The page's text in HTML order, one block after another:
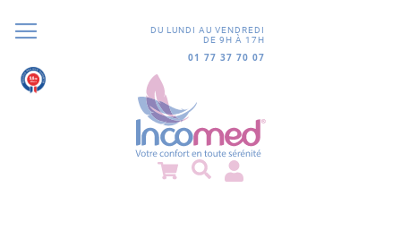
DU LUNDI AU VENDREDI
DE 9H À 17H
01 77 37 70 07
9.8/10
852 avis